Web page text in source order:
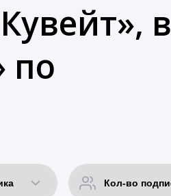
в
по